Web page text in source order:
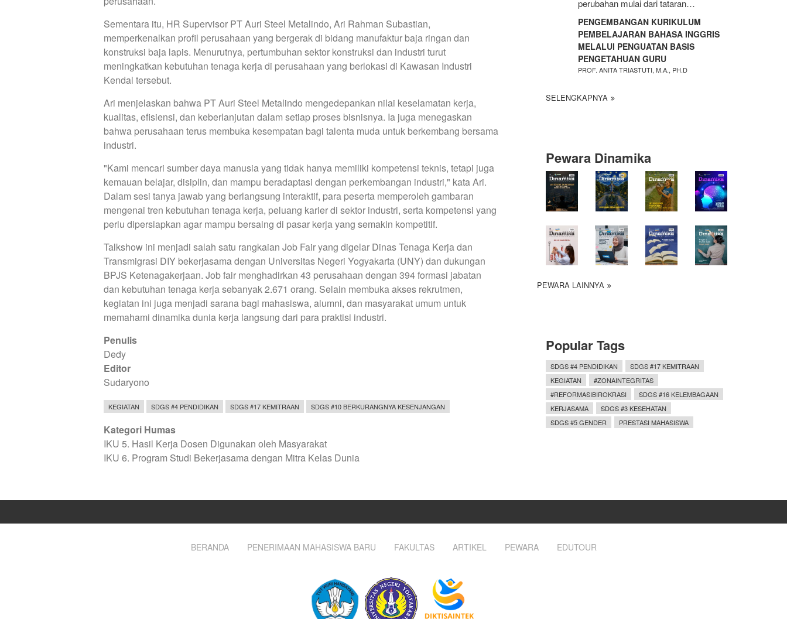
Sementara itu, HR Supervisor PT Auri Steel Metalindo, Ari Rahman Subastian,
memperkenalkan profil perusahaan yang bergerak di bidang manufaktur baja ringan dan
konstruksi baja lapis. Menurutnya, pertumbuhan sektor konstruksi dan industri turut
meningkatkan kebutuhan tenaga kerja di perusahaan yang berlokasi di Kawasan Industri
Kendal tersebut.
Ari menjelaskan bahwa PT Auri Steel Metalindo mengedepankan nilai keselamatan kerja,
kualitas, efisiensi, dan keberlanjutan dalam setiap proses bisnisnya. Ia juga menegaskan
bahwa perusahaan terus membuka kesempatan bagi talenta muda untuk berkembang bersama
industri.
"Kami mencari sumber daya manusia yang tidak hanya memiliki kompetensi teknis, tetapi juga
kemauan belajar, disiplin, dan mampu beradaptasi dengan perkembangan industri," kata Ari.
Dalam sesi tanya jawab yang berlangsung interaktif, para peserta memperoleh gambaran
mengenai tren kebutuhan tenaga kerja, peluang karier di sektor industri, serta kompetensi yang
perlu dipersiapkan agar mampu bersaing di pasar kerja yang semakin kompetitif.
Talkshow ini menjadi salah satu rangkaian Job Fair yang digelar Dinas Tenaga Kerja dan
Transmigrasi DIY bekerjasama dengan Universitas Negeri Yogyakarta (UNY) dan dukungan
BPJS Ketenagakerjaan. Job fair menghadirkan 43 perusahaan dengan 394 formasi jabatan
dan kebutuhan tenaga kerja sebanyak 2.671 orang. Selain membuka akses rekrutmen,
kegiatan ini juga menjadi sarana bagi mahasiswa, alumni, dan masyarakat umum untuk
memahami dinamika dunia kerja langsung dari para praktisi industri.
Penulis
Dedy
Editor
Sudaryono
KEGIATAN SDGS #4 PENDIDIKAN SDGS #17 KEMITRAAN SDGS #10 BERKURANGNYA KESENJANGAN
Kategori Humas
IKU 5. Hasil Kerja Dosen Digunakan oleh Masyarakat
IKU 6. Program Studi Bekerjasama dengan Mitra Kelas Dunia
perubahan mulai dari tataran…
PENGEMBANGAN KURIKULUM
PEMBELAJARAN BAHASA INGGRIS
MELALUI PENGUATAN BASIS
PENGETAHUAN GURU
PROF. ANITA TRIASTUTI, M.A., PH.D
SELENGKAPNYA
Pewara Dinamika
PEWARA LAINNYA
Popular Tags
SDGS #4 PENDIDIKAN
SDGS #17 KEMITRAAN
KEGIATAN
#ZONAINTEGRITAS
#REFORMASIBIROKRASI
SDGS #16 KELEMBAGAAN
KERJASAMA
SDGS #3 KESEHATAN
SDGS #5 GENDER
PRESTASI MAHASISWA
BERANDA PENERIMAAN MAHASISWA BARU FAKULTAS ARTIKEL PEWARA EDUTOUR